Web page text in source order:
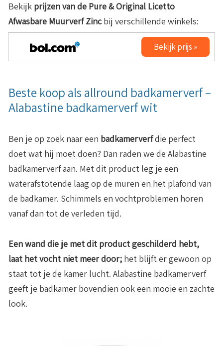
Bekijk prijzen van de Pure & Original Licetto
Afwasbare Muurverf Zincbij verschillende winkels:
Bekijk prijs »
Beste koop als allround badkamerverf –
Alabastine badkamerverf wit
Ben je op zoek naar een badkamerverfdie perfect
doet wat hij moet doen? Dan raden we de Alabastine
badkamerverf aan. Met dit product leg je een
waterafstotende laag op de muren en het plafond van
de badkamer. Schimmels en vochtproblemen horen
vanaf dan tot de verleden tijd.
Een wand die je met dit product geschilderd hebt,
laat het vocht niet meer door; het blijft er gewoon op
staat tot je de kamer lucht. Alabastine badkamerverf
geeft je badkamer bovendien ook een mooie en zachte
look.